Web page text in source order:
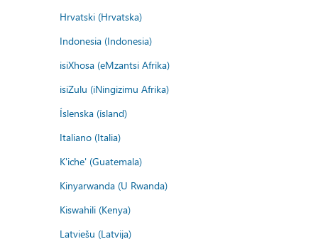
Hrvatski (Hrvatska)
Indonesia (Indonesia)
isiXhosa (eMzantsi Afrika)
isiZulu (iNingizimu Afrika)
Íslenska (ísland)
Italiano (Italia)
K'iche' (Guatemala)
Kinyarwanda (U Rwanda)
Kiswahili (Kenya)
Latviešu (Latvija)